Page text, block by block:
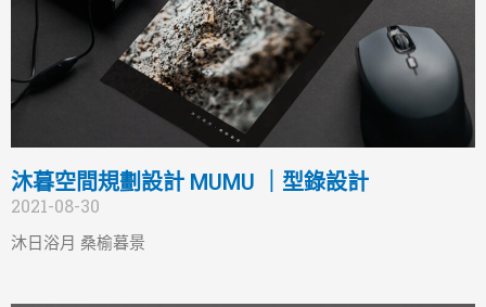
沐暮空間規劃設計 MUMU ｜型錄設計
2021-08-30
沐日浴月 桑榆暮景